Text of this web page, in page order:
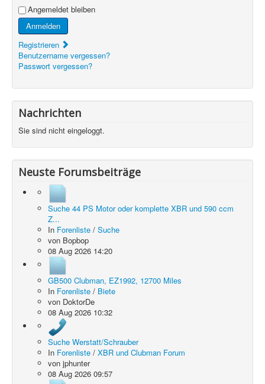
Angemeldet bleiben
Anmelden
Registrieren
Benutzername vergessen?
Passwort vergessen?
Nachrichten
Sie sind nicht eingeloggt.
Neuste Forumsbeiträge
Suche 44 PS Motor oder komplette XBR und 590 ccm
Z...
In Forenliste / Suche
von Bopbop
08 Aug 2026 14:20
GB500 Clubman, EZ1992, 12700 Miles
In Forenliste / Biete
von DoktorDe
08 Aug 2026 10:32
Suche Werstatt/Schrauber
In Forenliste / XBR und Clubman Forum
von jphunter
08 Aug 2026 09:57